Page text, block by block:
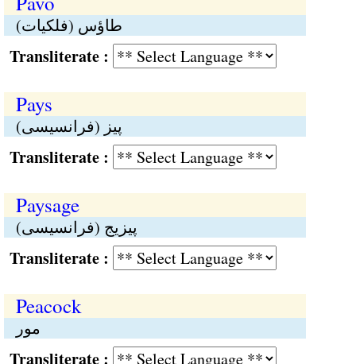
طاؤس (فلکیات)
:
Pays
پیز (فرانسیسی)
:
Paysage
پیزیج (فرانسیسی)
:
Peacock
مور
: